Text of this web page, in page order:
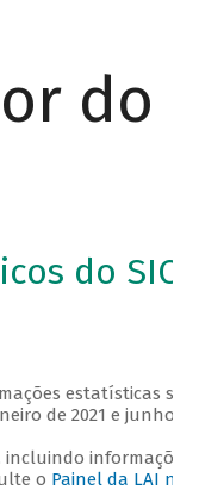
do
do SIC
estatísticas
de 2021 e junho de
o Painel da LAI no